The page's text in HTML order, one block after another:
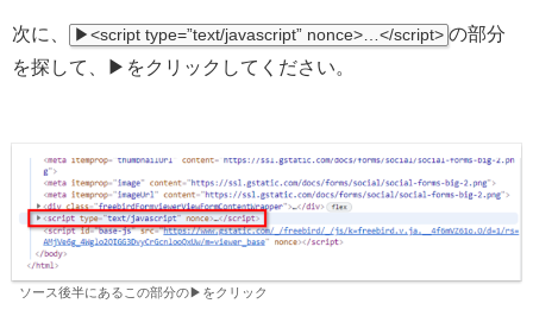
次に、 ▶<script type=”text/javascript” nonce>…</script> の部分
を探して、▶をクリックしてください。
ソース後半にあるこの部分の▶をクリック